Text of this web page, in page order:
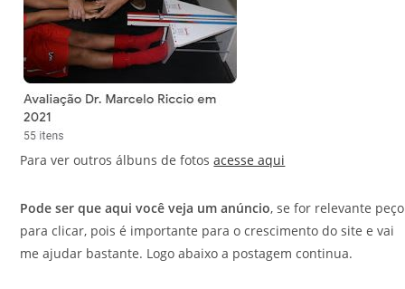
Para ver outros álbuns de fotosacesse aqui
Pode ser que aqui você veja um anúncio, se for relevante peço
para clicar, pois é importante para o crescimento do site e vai
me ajudar bastante. Logo abaixo a postagem continua.